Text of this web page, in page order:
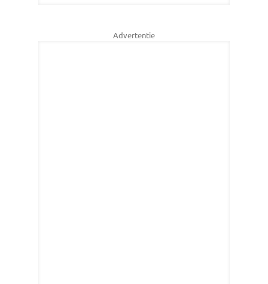
Advertentie